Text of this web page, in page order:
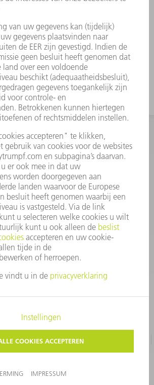
INFORMATIE
Veel gestelde vragen
Algemene voorwaarden
CONTACT
+31 88 4002 400
Ma. - vr. 8.00 - 17.00 uur
onderdelen.tnl@de.trumpf.com
COPYRIGHT EN LOGO
GEBRUIKSVOORWAARDEN
© 2026TRUMPF